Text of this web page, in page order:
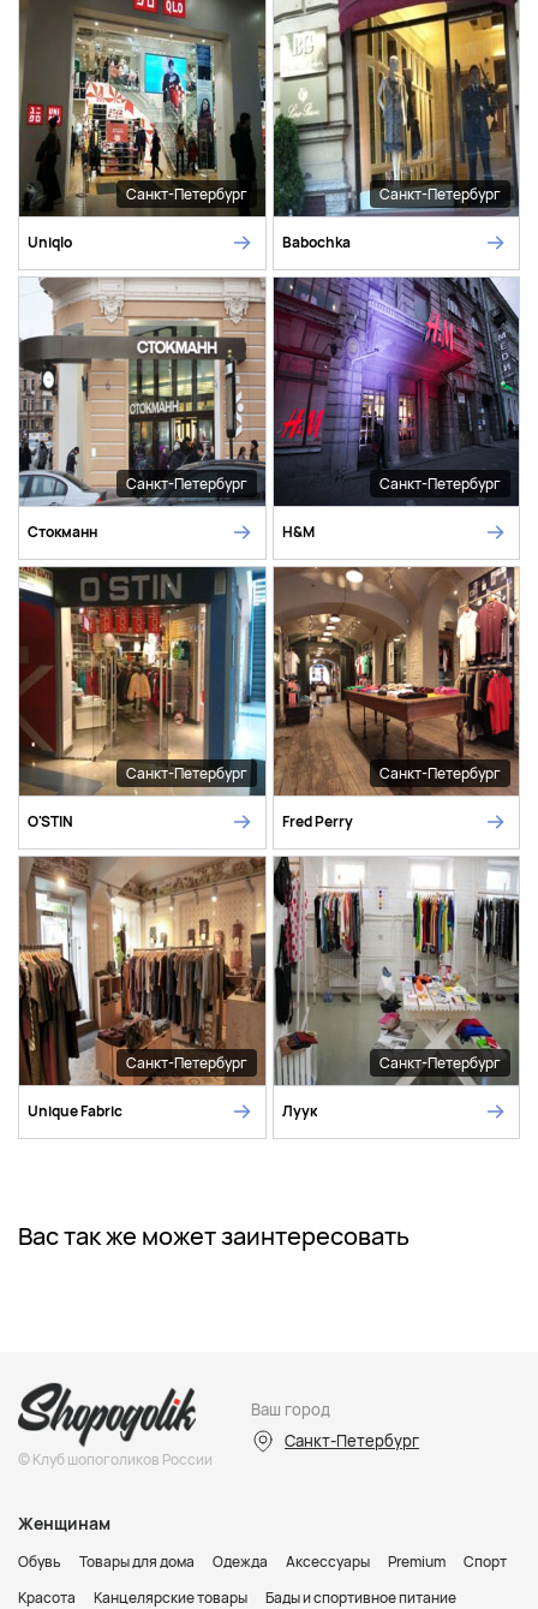
Санкт-Петербург
Uniqlo
Санкт-Петербург
Babochka
Санкт-Петербург
Стокманн
Санкт-Петербург
H&M
Санкт-Петербург
O'STIN
Санкт-Петербург
Fred Perry
Санкт-Петербург
Unique Fabric
Санкт-Петербург
Луук
Вас так же может заинтересовать
© Клуб шопоголиков России
Ваш город
Санкт-Петербург
Женщинам
Обувь Товары для дома Одежда Аксессуары Premium
Спорт
Красота
Канцелярские товары
Бады и спортивное питание